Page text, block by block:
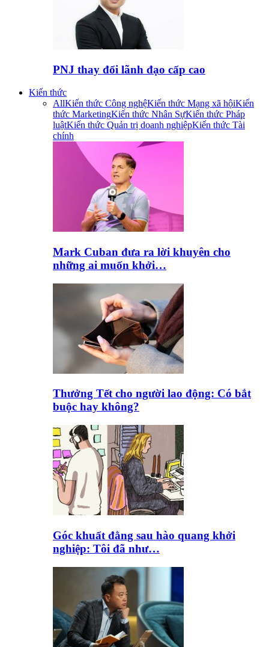
PNJ thay đổi lãnh đạo cấp cao
Kiến thức
AllKiến thức Công nghệKiến thức Mạng xã hộiKiến
thức MarketingKiến thức Nhân SựKiến thức Pháp
luậtKiến thức Quản trị doanh nghiệpKiến thức Tài
chính
Mark Cuban đưa ra lời khuyên cho
những ai muốn khởi…
Thưởng Tết cho người lao động: Có bắt
buộc hay không?
Góc khuất đằng sau hào quang khởi
nghiệp: Tôi đã như…